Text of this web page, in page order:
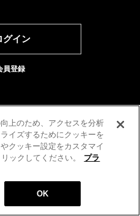
れる
グイン
員登録
ACCOUNT
上のため、アクセスを分析
イズするためにクッキーを
クッキー設定をカスタマイ
ックしてください。
プラ
OK